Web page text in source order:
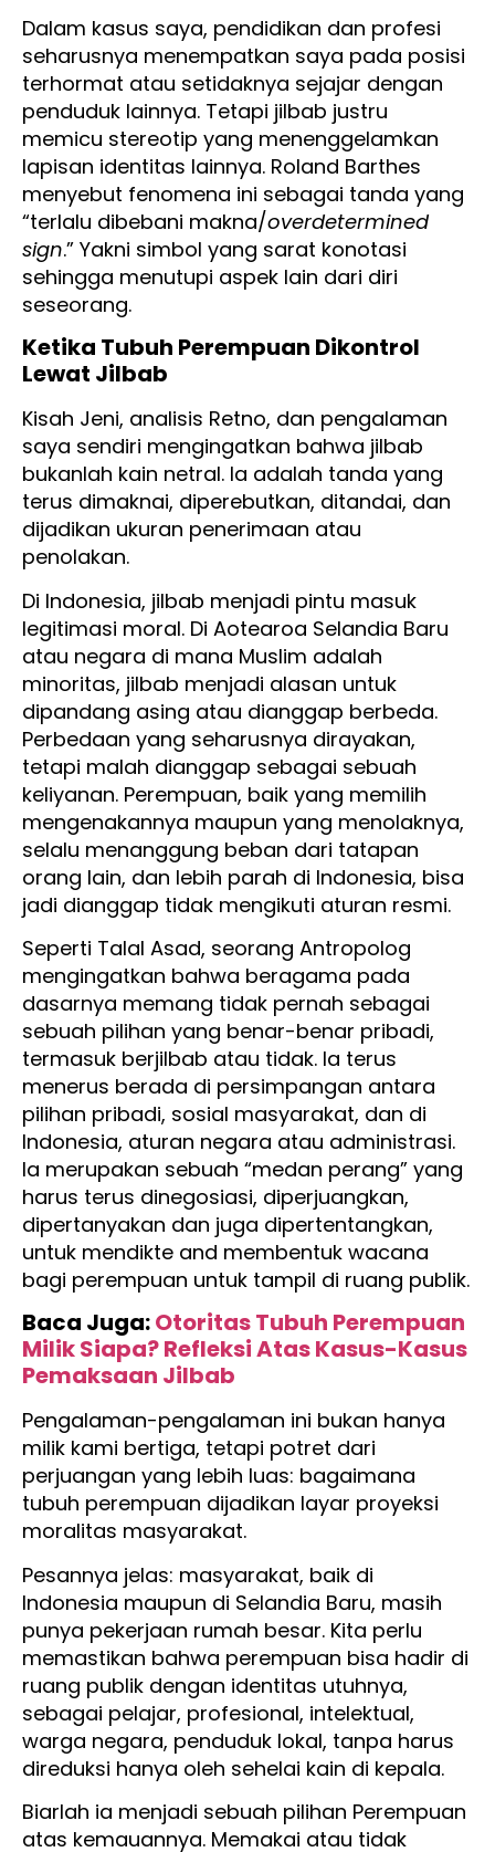
Dalam kasus saya, pendidikan dan profesi
seharusnya menempatkan saya pada posisi
terhormat atau setidaknya sejajar dengan
penduduk lainnya. Tetapi jilbab justru
memicu stereotip yang menenggelamkan
lapisan identitas lainnya. Roland Barthes
menyebut fenomena ini sebagai tanda yang
“terlalu dibebani makna/overdetermined
sign.” Yakni simbol yang sarat konotasi
sehingga menutupi aspek lain dari diri
seseorang.
Ketika Tubuh Perempuan Dikontrol
Lewat Jilbab
Kisah Jeni, analisis Retno, dan pengalaman
saya sendiri mengingatkan bahwa jilbab
bukanlah kain netral. Ia adalah tanda yang
terus dimaknai, diperebutkan, ditandai, dan
dijadikan ukuran penerimaan atau
penolakan.
Di Indonesia, jilbab menjadi pintu masuk
legitimasi moral. Di Aotearoa Selandia Baru
atau negara di mana Muslim adalah
minoritas, jilbab menjadi alasan untuk
dipandang asing atau dianggap berbeda.
Perbedaan yang seharusnya dirayakan,
tetapi malah dianggap sebagai sebuah
keliyanan. Perempuan, baik yang memilih
mengenakannya maupun yang menolaknya,
selalu menanggung beban dari tatapan
orang lain, dan lebih parah di Indonesia, bisa
jadi dianggap tidak mengikuti aturan resmi.
Seperti Talal Asad, seorang Antropolog
mengingatkan bahwa beragama pada
dasarnya memang tidak pernah sebagai
sebuah pilihan yang benar-benar pribadi,
termasuk berjilbab atau tidak. Ia terus
menerus berada di persimpangan antara
pilihan pribadi, sosial masyarakat, dan di
Indonesia, aturan negara atau administrasi.
Ia merupakan sebuah “medan perang” yang
harus terus dinegosiasi, diperjuangkan,
dipertanyakan dan juga dipertentangkan,
untuk mendikte and membentuk wacana
bagi perempuan untuk tampil di ruang publik.
Baca Juga:Otoritas Tubuh Perempuan
Milik Siapa? Refleksi Atas Kasus-Kasus
Pemaksaan Jilbab
Pengalaman-pengalaman ini bukan hanya
milik kami bertiga, tetapi potret dari
perjuangan yang lebih luas: bagaimana
tubuh perempuan dijadikan layar proyeksi
moralitas masyarakat.
Pesannya jelas: masyarakat, baik di
Indonesia maupun di Selandia Baru, masih
punya pekerjaan rumah besar. Kita perlu
memastikan bahwa perempuan bisa hadir di
ruang publik dengan identitas utuhnya,
sebagai pelajar, profesional, intelektual,
warga negara, penduduk lokal, tanpa harus
direduksi hanya oleh sehelai kain di kepala.
Biarlah ia menjadi sebuah pilihan Perempuan
atas kemauannya. Memakai atau tidak